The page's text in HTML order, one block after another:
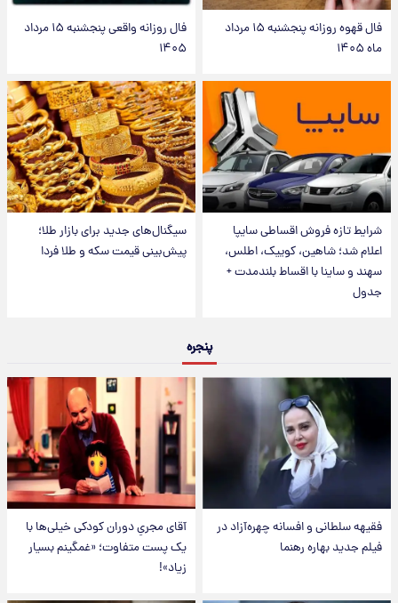
فال قهوه روزانه پنجشنبه ۱۵ مرداد
ماه ۱۴۰۵
فال روزانه واقعی پنجشنبه ۱۵ مرداد
۱۴۰۵
شرایط تازه فروش اقساطی سایپا
اعلام شد؛ شاهین، کوییک، اطلس،
سهند و ساینا با اقساط بلندمدت +
جدول
سیگنال‌های جدید برای بازار طلا؛
پیش‌بینی قیمت سکه و طلا فردا
پنجره
فقیهه سلطانی و افسانه چهره‌آزاد در
فیلم جدید بهاره رهنما
آقای مجریِ دوران کودکی خیلی‌ها با
یک پست متفاوت؛ «غمگینم بسیار
زیاد»!